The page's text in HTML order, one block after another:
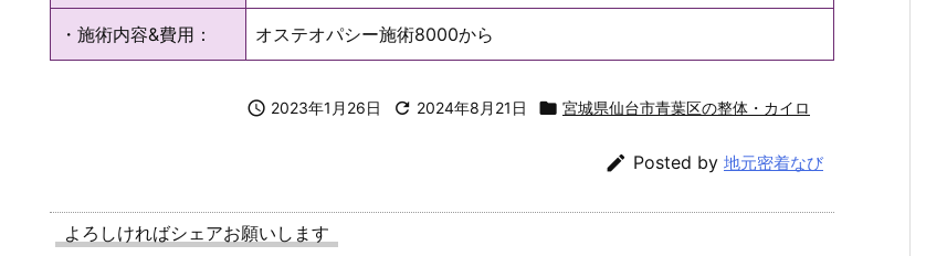
・施術内容&費用： オステオパシー施術8000から
 2023年1月26日  2024年8月21日  宮城県仙台市青葉区の整体・カイロ
 Posted by 地元密着なび
よろしければシェアお願いします